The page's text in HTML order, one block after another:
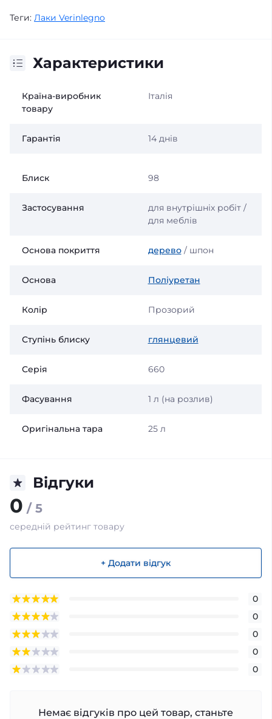
Теги: Лаки Verinlegno
Характеристики
Країна-виробник
товару
Італія
Гарантія 14 днів
Блиск 98
Застосування
для внутрішніх робіт /
для меблів
Основа покриття дерево/ шпон
Основа Поліуретан
Колір Прозорий
Ступінь блиску глянцевий
Серія 660
Фасування 1 л (на розлив)
Оригінальна тара 25 л
Відгуки
0 / 5
середній рейтинг товару
+ Додати відгук
0
0
0
0
0
Немає відгуків про цей товар, станьте